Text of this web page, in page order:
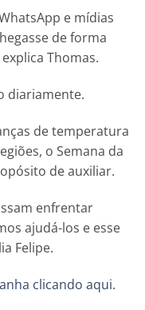
e mídias
de forma
Thomas.
diariamente.
de temperatura
o Semana da
de auxiliar.
enfrentar
ajudá-los e esse
Felipe.
clicando aqui.